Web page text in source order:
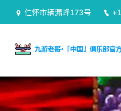
仁怀市辆漏峰173号